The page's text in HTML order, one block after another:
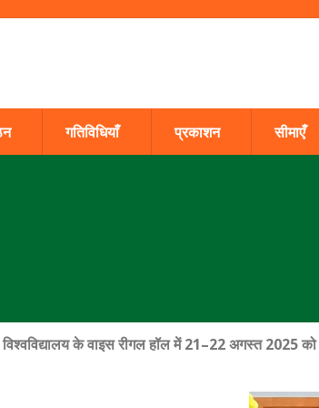
गतिविधियाँ प्रकाशन सीमाएँ
विश्वविद्यालय के वाइस रीगल हॉल में21–22अगस्त2025को